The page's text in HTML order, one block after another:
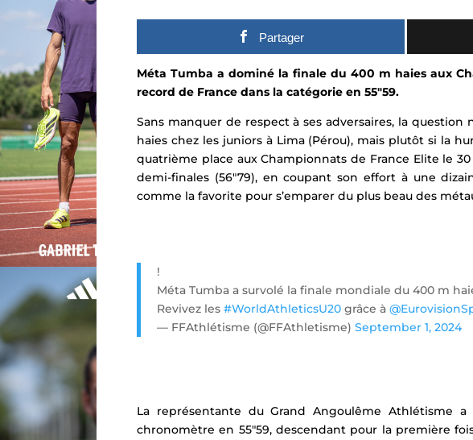
Partager
Méta Tumba a dominé la finale du 400 m haies aux
record de France dans la catégorie en 55″59.
Sans manquer de respect à ses adversaires, la question
haies chez les juniors à Lima (Pérou), mais plutôt si la
quatrième place aux Championnats de France Elite le
demi-finales (56″79), en coupant son effort à une
comme la favorite pour s’emparer du plus beau des
!
Méta Tumba a survolé la finale mondiale du 400 m
Revivez les #WorldAthleticsU20 grâce à
— FFAthlétisme (@FFAthletisme) September 1, 2024
La représentante du Grand Angoulême Athlétisme a
chronomètre en 55″59, descendant pour la première